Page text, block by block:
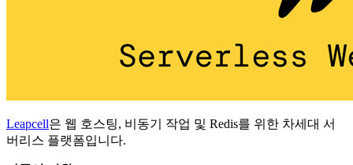
Leapcell은 웹 호스팅, 비동기 작업 및 Redis를 위한 차세대 서
버리스 플랫폼입니다.